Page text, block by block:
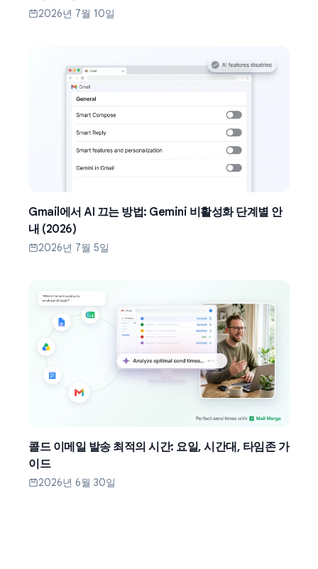
2026년 7월 10일
Gmail에서 AI 끄는 방법: Gemini 비활성화 단계별 안
내 (2026)
2026년 7월 5일
콜드 이메일 발송 최적의 시간: 요일, 시간대, 타임존 가
이드
2026년 6월 30일